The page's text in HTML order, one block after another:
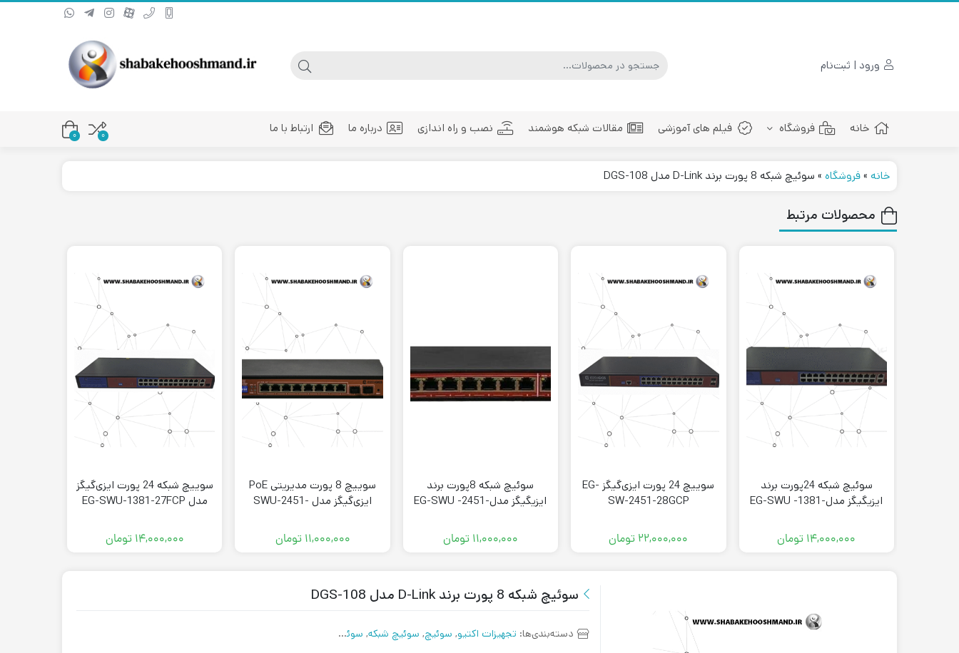
ورود | ثبت‌نام
خانه فروشگاه
پچ کورد فیبرنوری
فیلم های آموزشی مقالات شبکه هوشمند نصب و راه اندازی درباره ما ارتباط با ما
۰ 0
خانه »فروشگاه » سوئیچ شبکه 8 پورت برند D-Link مدل DGS-108
محصولات مرتبط
سوئیچ شبکه 24پورت برند
ایزیگیگز مدلEG-SWU -1381-
۱۴,۰۰۰,۰۰۰ تومان
سوییچ 24 پورت ایزی‌گیگز EG-
SW-2451-28GCP
۲۲,۰۰۰,۰۰۰ تومان
سوئیچ شبکه 8پورت برند
ایزیگیگز مدلEG-SWU -2451-
۱۱,۰۰۰,۰۰۰ تومان
سوییچ 8 پورت مدیریتی PoE
ایزی‌گیگز مدل SWU-2451-
۱۱,۰۰۰,۰۰۰ تومان
سوییچ شبکه 24 پورت ایزی‌گیگز
مدل EG-SWU-1381-27FCP
۱۴,۰۰۰,۰۰۰ تومان
سوئیچ شبکه 8 پورت برند D-Link مدل DGS-108
دسته‌بندی‌ها: تجهیزات اکتیو, سوئیچ, سوئیچ شبکه, سوئیچ غیر مدیریتی